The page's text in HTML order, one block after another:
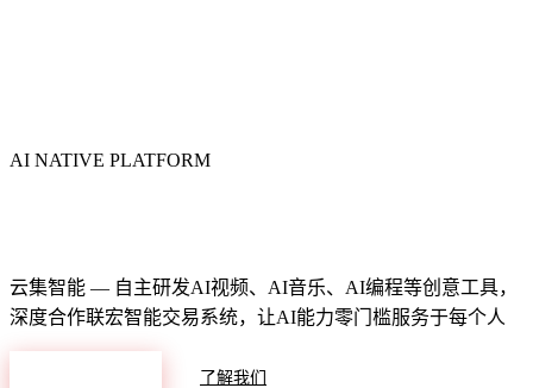
AI NATIVE PLATFORM
云集智能 — 自主研发AI视频、AI音乐、AI编程等创意工具，
深度合作联宏智能交易系统，让AI能力零门槛服务于每个人
了解我们